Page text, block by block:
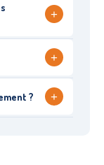
+
+
? +